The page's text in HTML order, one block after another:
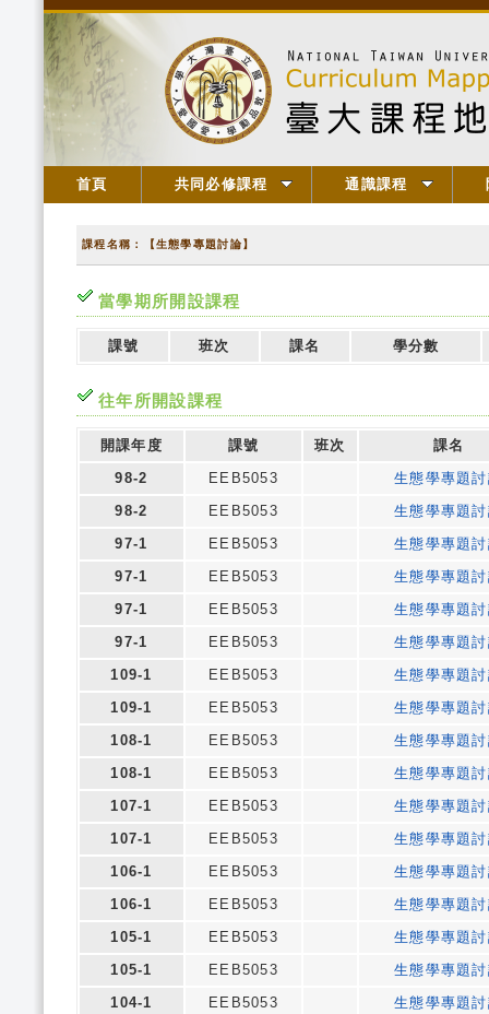
首頁 共同必修課程 通識課程
課程名稱：【生態學專題討論】
當學期所開設課程
課號 班次 課名 學分數
往年所開設課程
開課年度 課號 班次
課名
98-2
EEB5053
生態學專題
98-2
EEB5053
生態學專題
97-1
EEB5053
生態學專題
97-1
EEB5053
生態學專題
97-1
EEB5053
生態學專題
97-1
EEB5053
生態學專題
109-1
EEB5053
生態學專題
109-1
EEB5053
生態學專題
108-1
EEB5053
生態學專題
108-1
EEB5053
生態學專題
107-1
EEB5053
生態學專題
107-1
EEB5053
生態學專題
106-1
EEB5053
生態學專題
106-1
EEB5053
生態學專題
105-1
EEB5053
生態學專題
105-1
EEB5053
生態學專題
104-1
EEB5053
生態學專題